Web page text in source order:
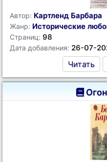
Автор: Картленд Барбара
Жанр: Исторические
Страниц: 98
Дата добавления: 26-07-
Читать